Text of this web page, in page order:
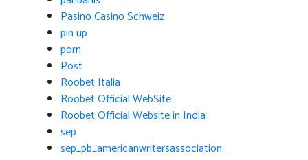
Pasino Casino Schweiz
pin up
porn
Post
Roobet Italia
Roobet Official WebSite
Roobet Official Website in India
sep
sep_pb_americanwritersassociation